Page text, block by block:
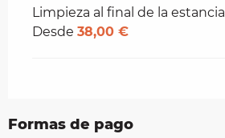
Limpieza al final de la estancia
Desde 38,00 €
Formas de pago